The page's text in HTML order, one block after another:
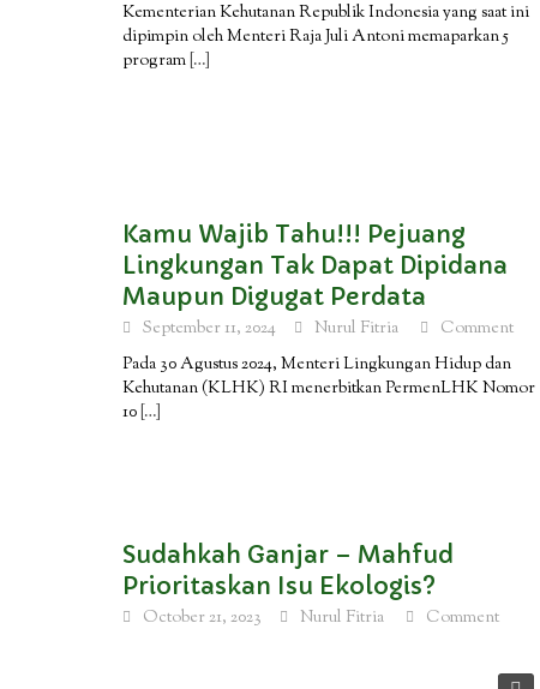
Kementerian Kehutanan Republik Indonesia yang saat ini
dipimpin oleh Menteri Raja Juli Antoni memaparkan 5
program […]
Kamu Wajib Tahu!!! Pejuang
Lingkungan Tak Dapat Dipidana
Maupun Digugat Perdata
September 11, 2024 Nurul Fitria
Comment
Pada 30 Agustus 2024, Menteri Lingkungan Hidup dan
Kehutanan (KLHK) RI menerbitkan PermenLHK Nomor
10 […]
Sudahkah Ganjar – Mahfud
Prioritaskan Isu Ekologis?
October 21, 2023 Nurul Fitria Comment